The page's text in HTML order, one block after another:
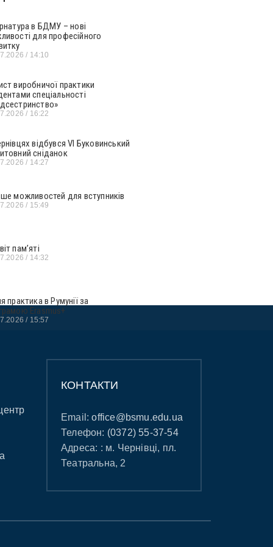
в БДМУ – нові
для професійного
14:10
виробничої практики
спеціальності
16:22
відбувся VI Буковинський
сніданок
14:27
можливостей для вступників
15:49
пам’яті
14:32
практика в Румунії за
Erasmus+
15:57
КОНТАКТИ
Email:office@bsmu.edu.ua
Телефон: (0372) 55-37-54
Адреса: : м. Чернівці, пл.
Театральна, 2